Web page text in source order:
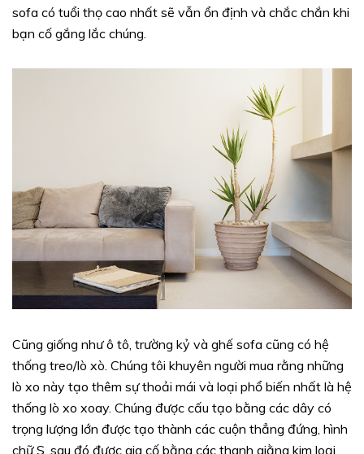
sofa có tuổi thọ cao nhất sẽ vẫn ổn định và chắc chắn khi
bạn cố gắng lắc chúng.
Cũng giống như ô tô, trường kỷ và ghế sofa cũng có hệ
thống treo/lò xò. Chúng tôi khuyên người mua rằng những
lò xo này tạo thêm sự thoải mái và loại phổ biến nhất là hệ
thống lò xo xoay. Chúng được cấu tạo bằng các dây có
trọng lượng lớn được tạo thành các cuộn thẳng đứng, hình
chữ S, sau đó được gia cố bằng các thanh giằng kim loại.